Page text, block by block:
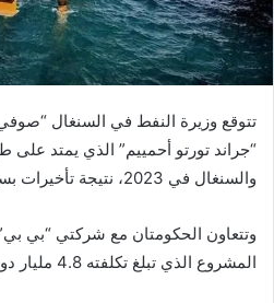
تتوقع وزيرة النفط في السنغال “صوفي
“جراند تورتو أحمييم” الذي يمتد على
والسنغال في 2023، نتيجة تأخيرات بسبب جائحة “كورونا”.
وتتعاون الحكومتان مع شركتي “بي
المشروع الذي تبلغ تكلفته 4.8 مليار دولار.